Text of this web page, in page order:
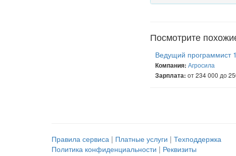
Посмотрите
Ведущий программист
Компания: Агросила
Зарплата: от 234 000 до
Правила сервиса | Платные услуги | Техподдержка
Политика конфиденциальности | Реквизиты